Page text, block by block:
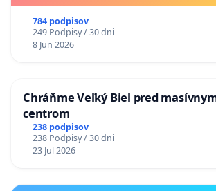
784 podpisov
249 Podpisy / 30 dni
8 Jun 2026
Chráňme Veľký Biel pred
centrom
238 podpisov
238 Podpisy / 30 dni
23 Jul 2026